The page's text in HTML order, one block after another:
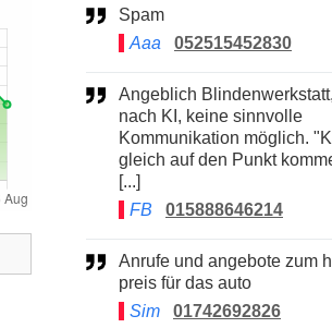
Spam
Aaa
052515452830
Angeblich Blindenwerkstatt, klingt
nach KI, keine sinnvolle
Kommunikation möglich.
gleich auf den Punkt
[...]
FB
015888646214
Anrufe und angebote zum halben
preis für das auto
Sim
01742692826